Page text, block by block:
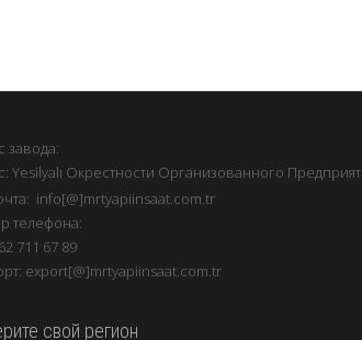
завода:
Yesilyalı Окрестности Организованного
info[@]mrtyapiinsaat.com.tr
телефона:
711 67 89
export[@]mrtyapiinsaat.com.tr
свой регион